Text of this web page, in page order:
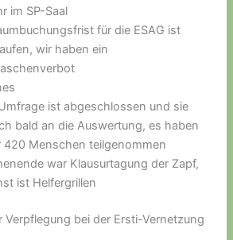
im SP-Saal
für die ESAG ist
wir haben ein
ist abgeschlossen und sie
bald an die Auswertung, es haben
420 Menschen teilgenommen
war Klausurtagung der Zapf,
ist Helfergrillen
Verpflegung bei der Ersti-Vernetzung